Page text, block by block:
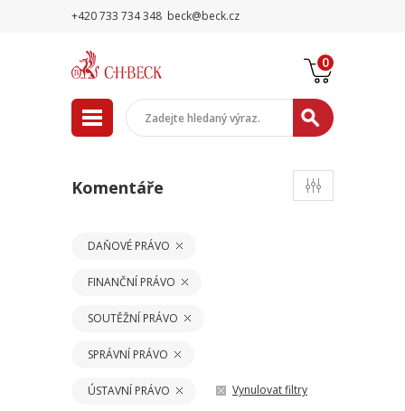
+420 733 734 348 beck@beck.cz
0
Komentáře
DAŇOVÉ PRÁVO
FINANČNÍ PRÁVO
SOUTĚŽNÍ PRÁVO
SPRÁVNÍ PRÁVO
ÚSTAVNÍ PRÁVO Vynulovat filtry